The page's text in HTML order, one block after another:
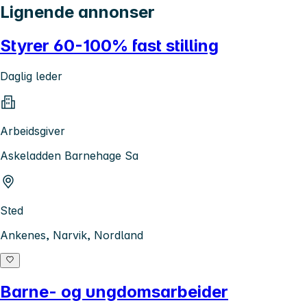
Lignende annonser
Styrer 60-100% fast stilling
Daglig leder
Arbeidsgiver
Askeladden Barnehage Sa
Sted
Ankenes, Narvik, Nordland
Barne- og ungdomsarbeider